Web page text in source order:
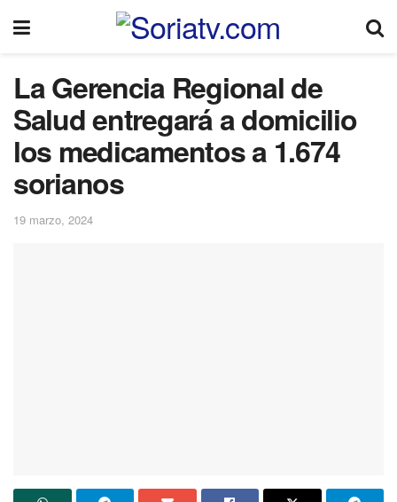
La Gerencia Regional de
Salud entregará a domicilio
los medicamentos a 1.674
sorianos
19 marzo, 2024